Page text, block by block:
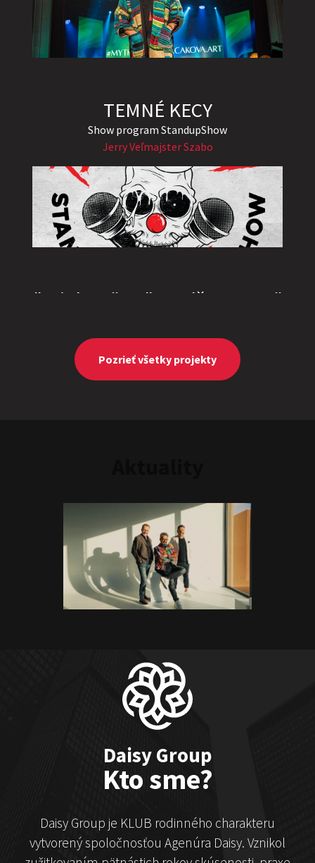
TEMNÉ KECY
Show program StandupShow
Jerry Veľmajster Szabo
"Triple M” or "Ingolštat TRIO”
Marcel Forgáč
Michal Hudák Marián Čekovský
Show program
Juraj Šoko Tabaček
Michal Hudák
Marián
Čekovský
ČekyPOINT
Show program
Marián Čekovský
Pozrieť všetky projekty
Daisy Group
Kto sme?
Daisy Group je KLUB rodinného charakteru
vytvorený spoločnosťou Agenúra Daisy. Vznikol